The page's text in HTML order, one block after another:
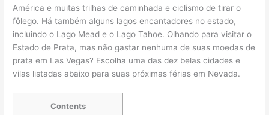
América e muitas trilhas de caminhada e ciclismo de tirar o
fôlego. Há também alguns lagos encantadores no estado,
incluindo o Lago Mead e o Lago Tahoe. Olhando para visitar o
Estado de Prata, mas não gastar nenhuma de suas moedas de
prata em Las Vegas? Escolha uma das dez belas cidades e
vilas listadas abaixo para suas próximas férias em Nevada.
Contents